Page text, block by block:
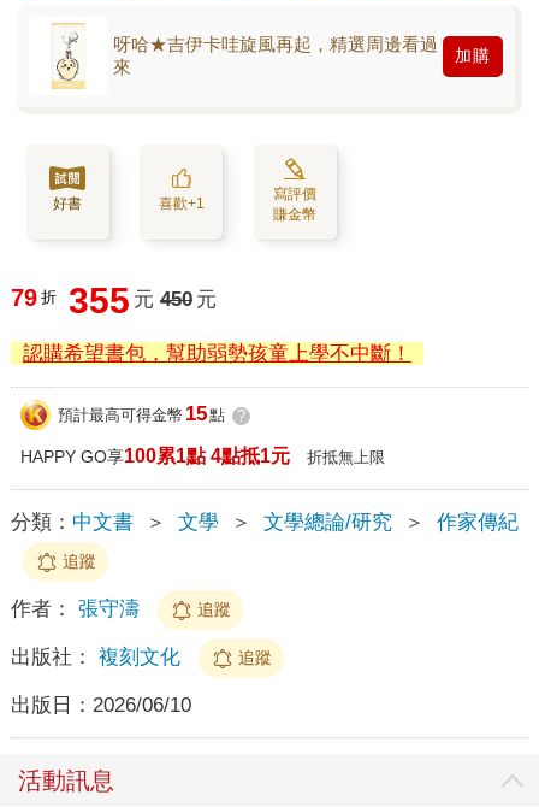
呀哈★吉伊卡哇旋風再起，精選周邊看過
來
加購
好書 喜歡+1
寫評價
賺金幣
79 折 355 元 450 元
認購希望書包，幫助弱勢孩童上學不中斷！
預計最高可得金幣 15點 ?
HAPPY GO享100累1點 4點抵1元 折抵無上限
分類： 中文書 ＞ 文學 ＞ 文學總論/研究 ＞ 作家傳紀
追蹤
作者： 張守濤 追蹤
出版社： 複刻文化 追蹤
出版日： 2026/06/10
活動訊息